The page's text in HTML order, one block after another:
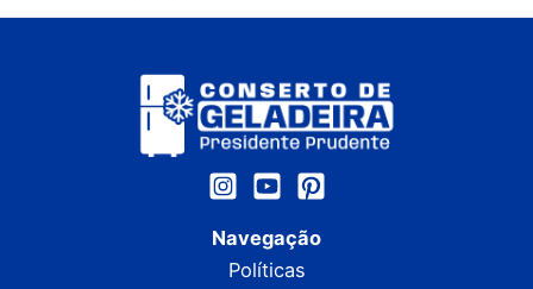
Navegação
Políticas